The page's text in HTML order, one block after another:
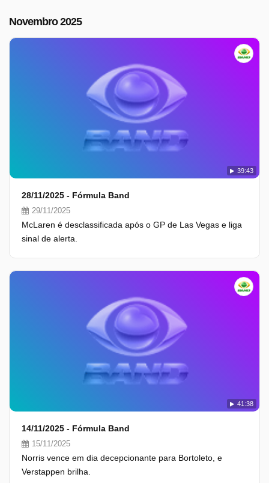
Novembro 2025
39:43
28/11/2025 - Fórmula Band
29/11/2025
McLaren é desclassificada após o GP de Las Vegas e liga
sinal de alerta.
41:38
14/11/2025 - Fórmula Band
15/11/2025
Norris vence em dia decepcionante para Bortoleto, e
Verstappen brilha.